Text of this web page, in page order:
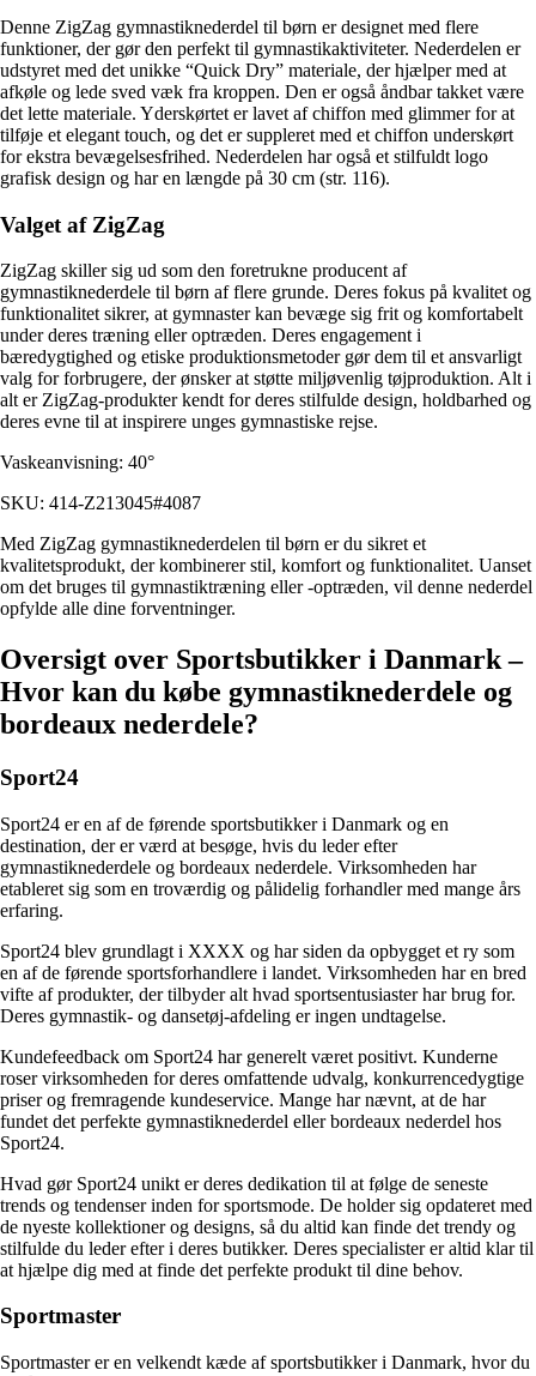
Denne ZigZag gymnastiknederdel til børn er designet med flere
funktioner, der gør den perfekt til gymnastikaktiviteter. Nederdelen er
udstyret med det unikke “Quick Dry” materiale, der hjælper med at
afkøle og lede sved væk fra kroppen. Den er også åndbar takket være
det lette materiale. Yderskørtet er lavet af chiffon med glimmer for at
tilføje et elegant touch, og det er suppleret med et chiffon underskørt
for ekstra bevægelsesfrihed. Nederdelen har også et stilfuldt logo
grafisk design og har en længde på 30 cm (str. 116).
Valget af ZigZag
ZigZag skiller sig ud som den foretrukne producent af
gymnastiknederdele til børn af flere grunde. Deres fokus på kvalitet og
funktionalitet sikrer, at gymnaster kan bevæge sig frit og komfortabelt
under deres træning eller optræden. Deres engagement i
bæredygtighed og etiske produktionsmetoder gør dem til et ansvarligt
valg for forbrugere, der ønsker at støtte miljøvenlig tøjproduktion. Alt i
alt er ZigZag-produkter kendt for deres stilfulde design, holdbarhed og
deres evne til at inspirere unges gymnastiske rejse.
Vaskeanvisning: 40°
SKU: 414-Z213045#4087
Med ZigZag gymnastiknederdelen til børn er du sikret et
kvalitetsprodukt, der kombinerer stil, komfort og funktionalitet. Uanset
om det bruges til gymnastiktræning eller -optræden, vil denne nederdel
opfylde alle dine forventninger.
Oversigt over Sportsbutikker i Danmark –
Hvor kan du købe gymnastiknederdele og
bordeaux nederdele?
Sport24
Sport24 er en af ​​de førende sportsbutikker i Danmark og en
destination, der er værd at besøge, hvis du leder efter
gymnastiknederdele og bordeaux nederdele. Virksomheden har
etableret sig som en troværdig og pålidelig forhandler med mange års
erfaring.
Sport24 blev grundlagt i XXXX og har siden da opbygget et ry som
en af ​​de førende sportsforhandlere i landet. Virksomheden har en bred
vifte af produkter, der tilbyder alt hvad sportsentusiaster har brug for.
Deres gymnastik- og dansetøj-afdeling er ingen undtagelse.
Kundefeedback om Sport24 har generelt været positivt. Kunderne
roser virksomheden for deres omfattende udvalg, konkurrencedygtige
priser og fremragende kundeservice. Mange har nævnt, at de har
fundet det perfekte gymnastiknederdel eller bordeaux nederdel hos
Sport24.
Hvad gør Sport24 unikt er deres dedikation til at følge de seneste
trends og tendenser inden for sportsmode. De holder sig opdateret med
de nyeste kollektioner og designs, så du altid kan finde det trendy og
stilfulde du leder efter i deres butikker. Deres specialister er altid klar til
at hjælpe dig med at finde det perfekte produkt til dine behov.
Sportmaster
Sportmaster er en velkendt kæde af sportsbutikker i Danmark, hvor du